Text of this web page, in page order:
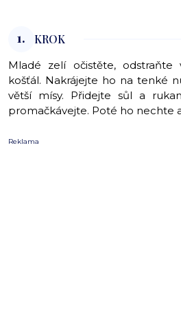
1. KROK
Mladé zelí očistěte, odstraňte
košťál. Nakrájejte ho na tenké
větší mísy. Přidejte sůl a
promačkávejte. Poté ho nechte
Reklama